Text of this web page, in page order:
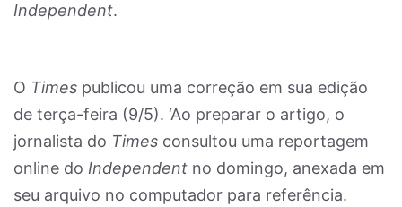
Independent.
O Times publicou uma correção em sua edição
de terça-feira (9/5). ‘Ao preparar o artigo, o
jornalista do Times consultou uma reportagem
online do Independent no domingo, anexada em
seu arquivo no computador para referência.